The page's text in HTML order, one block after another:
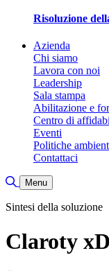
Risoluzione
Azienda
Chi siamo
Lavora con noi
Leadership
Sala stampa
Abilitazione e
Centro di
Eventi
Politiche
Contattaci
Attiva/disattiva
Menu
Sintesi della soluzione
Claroty